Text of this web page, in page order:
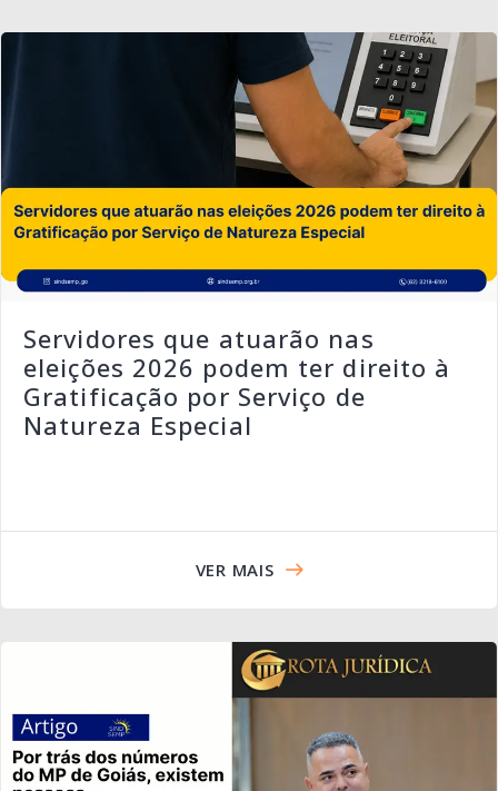
Servidores que atuarão nas
eleições 2026 podem ter direito à
Gratificação por Serviço de
Natureza Especial
VER MAIS